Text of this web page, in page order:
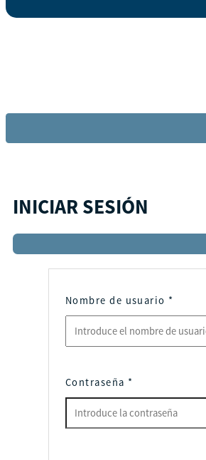
INICIAR SESIÓN
Nombre de usuario *
Contraseña *